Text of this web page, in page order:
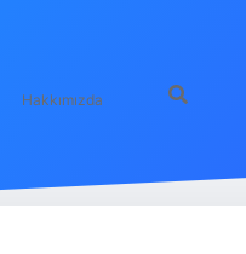
Hakkımızda